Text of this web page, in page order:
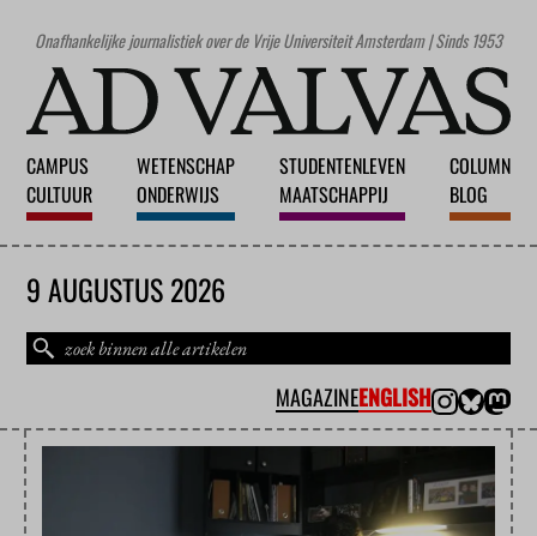
Onafhankelijke journalistiek over de Vrije Universiteit Amsterdam | Sinds 1953
CAMPUS
CULTUUR
WETENSCHAP
ONDERWIJS
STUDENTENLEVEN
MAATSCHAPPIJ
COLUMN
BLOG
9 AUGUSTUS 2026
MAGAZINEENGLISH